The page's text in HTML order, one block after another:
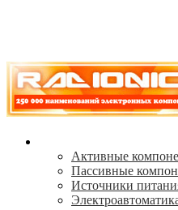
Активные
Пассивные
Источники